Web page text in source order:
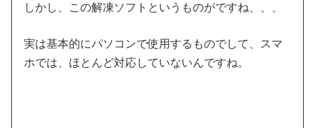
しかし、この解凍ソフトというものがですね、、、
実は基本的にパソコンで使用するものでして、スマ
ホでは、ほとんど対応していないんですね。